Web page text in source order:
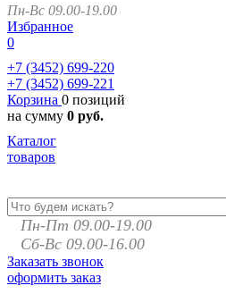
Пн-Вс 09.00-19.00
Избранное
0
+7 (3452) 699-220
+7 (3452) 699-221
Корзина 0 позиций
на сумму 0 руб.
Каталог
товаров
Пн-Пт 09.00-19.00
Сб-Вс 09.00-16.00
Заказать звонок
оформить заказ